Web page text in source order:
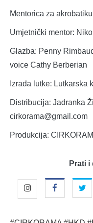
Mentorica za
Umjetnički mentor:
Glazba: Penny
voice Cathy Berberian
Izrada lutke: Lutkarska
Distribucija: Jadranka
cirkorama@gmail.com
Produkcija:
Prati